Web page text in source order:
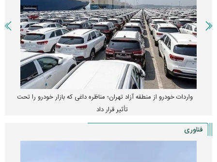
واردات خودرو از منطقه آزاد تهران؛ مناظره داغی که بازار خودرو را تحت
تأثیر قرار داد
فناوری